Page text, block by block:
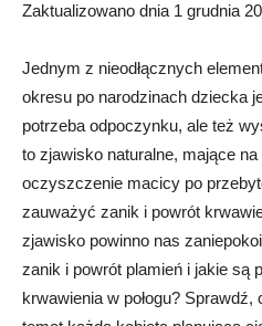
Zaktualizowano dnia 1 grudnia
Jednym z nieodłącznych
okresu po narodzinach dziecka
potrzeba odpoczynku, ale też
to zjawisko naturalne, mające
oczyszczenie macicy po
zauważyć zanik i powrót
zjawisko powinno nas
zanik i powrót plamień i jakie są
krwawienia w połogu?